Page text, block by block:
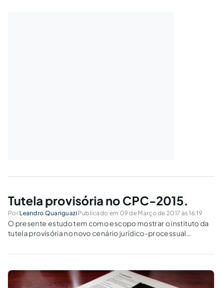
Tutela provisória no CPC-2015.
Por Leandro Quariguazi Publicado em 09 de Março de 2017 às 16:19
O presente estudo tem como escopo mostrar o instituto da
tutela provisória no novo cenário jurídico-processual